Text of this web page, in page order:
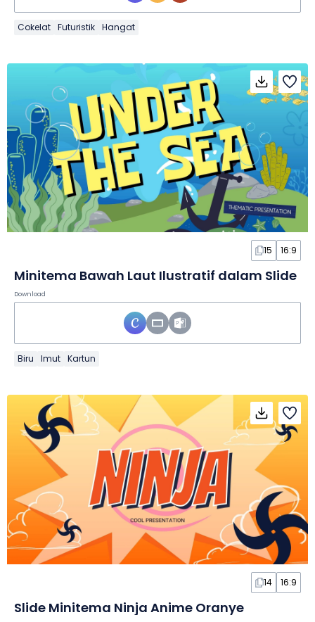
Cokelat Futuristik Hangat
15 16:9
Minitema Bawah Laut Ilustratif dalam Slide
Download
Biru Imut Kartun
14 16:9
Slide Minitema Ninja Anime Oranye